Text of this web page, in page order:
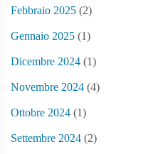
Febbraio 2025 (2)
Gennaio 2025 (1)
Dicembre 2024 (1)
Novembre 2024 (4)
Ottobre 2024 (1)
Settembre 2024 (2)